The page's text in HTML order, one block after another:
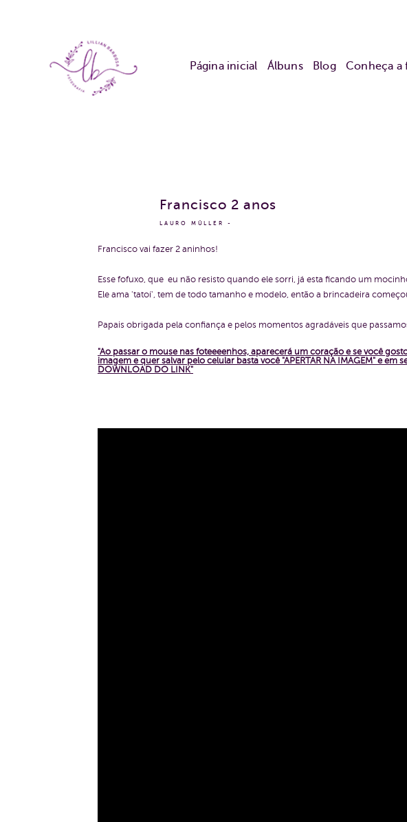
Página inicial Álbuns Blog Conheça a
LAURO MÜLLER
Francisco 2 anos
Francisco vai fazer 2 aninhos!
Esse fofuxo, que eu não resisto quando ele sorri, já esta ficando um
Ele ama 'tatoí', tem de todo tamanho e modelo, então a brincadeira
Papais obrigada pela confiança e pelos momentos agradáveis que
"Ao passar o mouse nas foteeeenhos, aparecerá um coração e se você
imagem e quer salvar pelo celular basta você "APERTAR NA IMAGEM" e em
DOWNLOAD DO LINK"